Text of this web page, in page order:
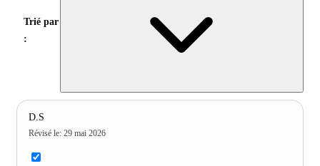
Trié par
:
D.S
Révisé le: 29 mai 2026